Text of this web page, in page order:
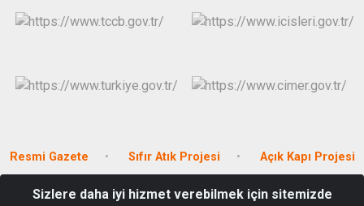
Resmi Gazete Sıfır Atık Projesi Açık Kapı Projesi
Kum Mahallesi Akdeniz Bulvarı No:292
Sizlere daha iyi hizmet verebilmek için sitemizde